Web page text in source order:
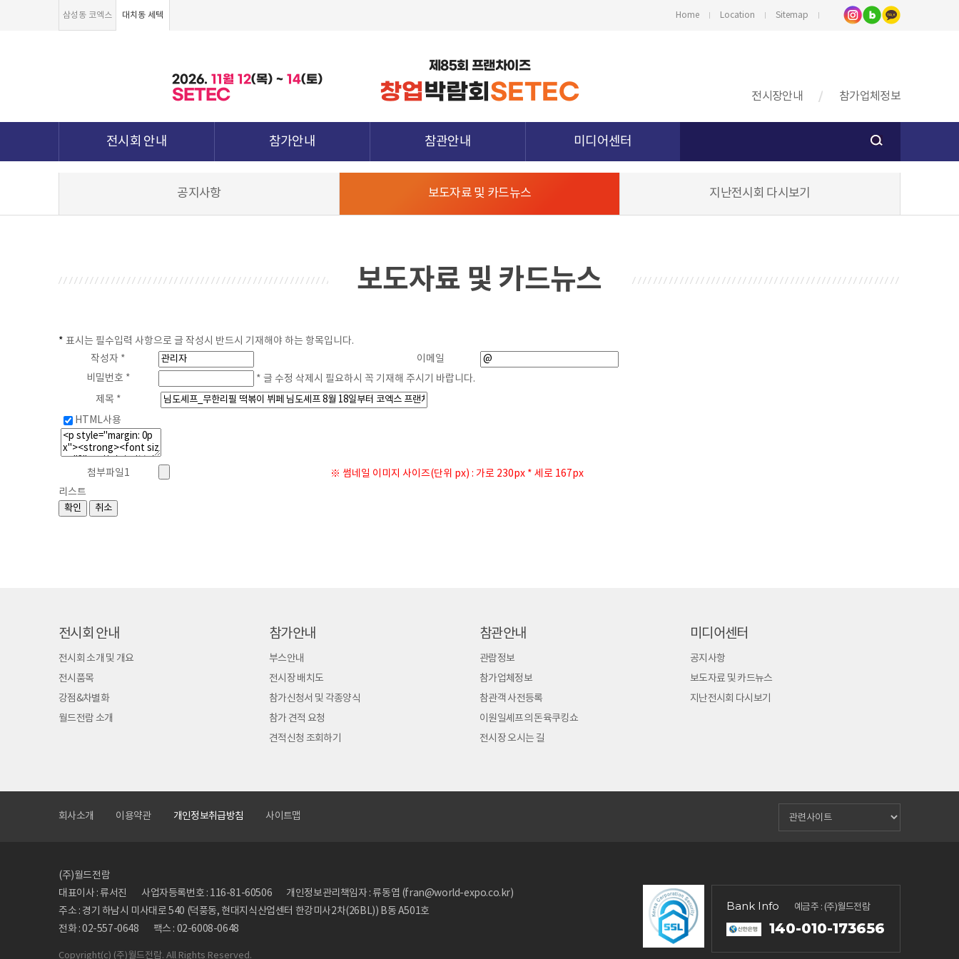
삼성동 코엑스 대치동 세텍 Home Location Sitemap
2026. 11월 12(목) ~ 14(토)
SETEC
제85회 프랜차이즈
창업박람회 SETEC 전시장안내 참가업체정보
전시회 안내 참가안내 참관안내
참가업체정보
전시장 오시는 길
미디어센터
공지사항 보도자료 및 카드뉴스 지난전시회 다시보기
보도자료 및 카드뉴스
* 표시는 필수입력 사항으로 글 작성시 반드시 기재해야 하는 항목입니다.
작성자 *
이메일
비밀번호 *
* 글 수정 삭제시 필요하시 꼭 기재해 주시기 바랍니다.
제목 *
HTML사용
첨부파일1
※ 썸네일 이미지 사이즈(단위 px) : 가로 230px * 세로 167px
리스트
전시회 안내
전시회 소개 및 개요
전시품목
강점&차별화
월드전람 소개
참가안내
부스안내
전시장 배치도
참가신청서 및 각종양식
참가 견적 요청
견적신청 조회하기
참관안내
관람정보
참가업체정보
참관객 사전등록
이원일셰프의 돈육쿠킹쇼
전시장 오시는 길
미디어센터
공지사항
보도자료 및 카드뉴스
지난전시회 다시보기
회사소개 이용약관 개인정보취급방침 사이트맵
(주)월드전람
대표이사 : 류서진
사업자등록번호 : 116-81-60506
개인정보관리책임자 : 류동엽 (fran@world-expo.co.kr)
주소 : 경기 하남시 미사대로 540 (덕풍동, 현대지식산업센터 한강미사2차(26BL)) B동 A501호
전화 : 02-557-0648
팩스 : 02-6008-0648
Copyright(c) (주)월드전람. All Rights Reserved.
Bank Info 예금주 : (주)월드전람
140-010-173656